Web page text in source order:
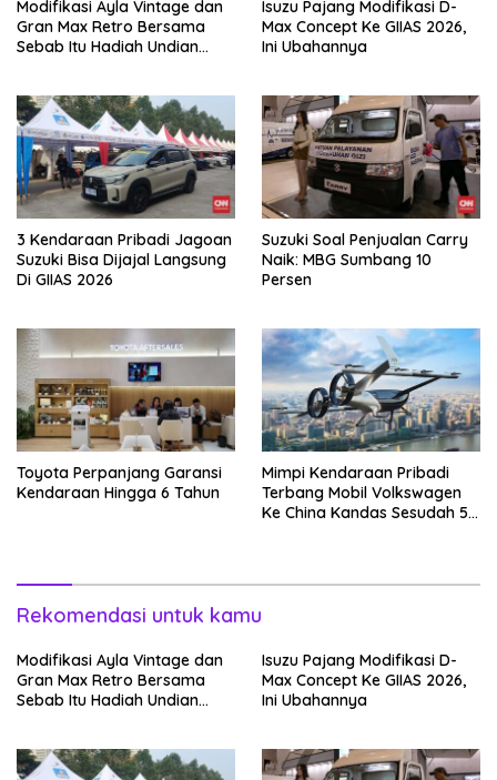
Modifikasi Ayla Vintage dan
Gran Max Retro Bersama
Sebab Itu Hadiah Undian
Isuzu Pajang Modifikasi D-
Max Concept Ke GIIAS 2026,
Ini Ubahannya
3 Kendaraan Pribadi Jagoan
Suzuki Bisa Dijajal Langsung
Di GIIAS 2026
Suzuki Soal Penjualan Carry
Naik: MBG Sumbang 10
Persen
Toyota Perpanjang Garansi
Kendaraan Hingga 6 Tahun
Mimpi Kendaraan Pribadi
Terbang Mobil Volkswagen
Ke China Kandas Sesudah 5
Rekomendasi untuk kamu
Modifikasi Ayla Vintage dan
Gran Max Retro Bersama
Sebab Itu Hadiah Undian
Isuzu Pajang Modifikasi D-
Max Concept Ke GIIAS 2026,
Ini Ubahannya